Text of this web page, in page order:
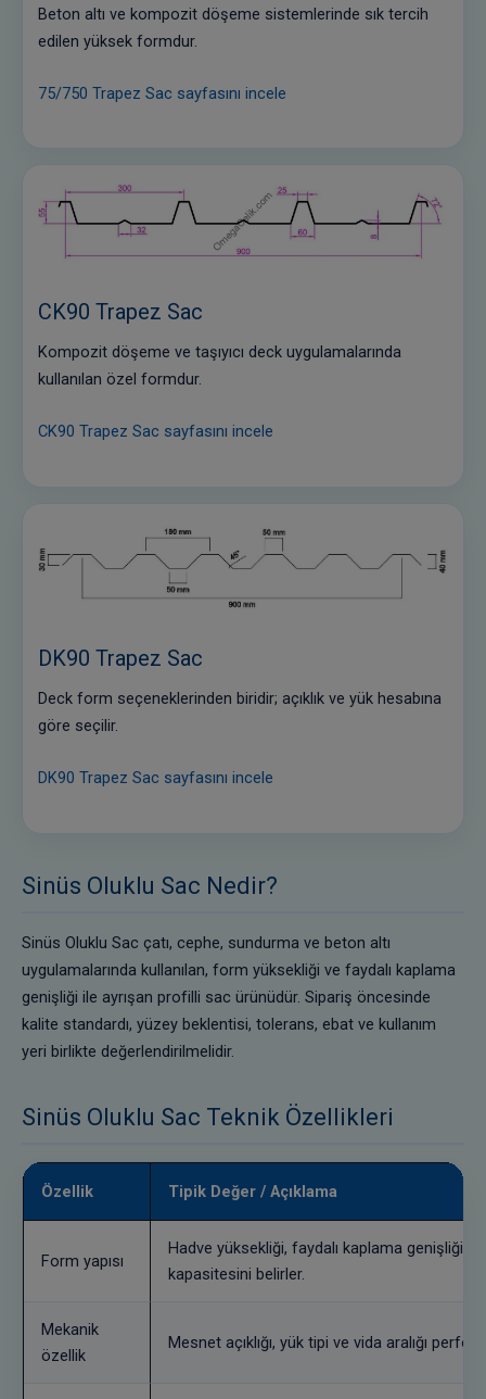
Beton altı ve kompozit döşeme sistemlerinde sık tercih
edilen yüksek formdur.
75/750 Trapez Sac sayfasını incele
CK90 Trapez Sac
Kompozit döşeme ve taşıyıcı deck uygulamalarında
kullanılan özel formdur.
CK90 Trapez Sac sayfasını incele
DK90 Trapez Sac
Deck form seçeneklerinden biridir; açıklık ve yük hesabına
göre seçilir.
DK90 Trapez Sac sayfasını incele
Sinüs Oluklu Sac Nedir?
Sinüs Oluklu Sac çatı, cephe, sundurma ve beton altı
uygulamalarında kullanılan, form yüksekliği ve faydalı kaplama
genişliği ile ayrışan profilli sac ürünüdür. Sipariş öncesinde
kalite standardı, yüzey beklentisi, tolerans, ebat ve kullanım
yeri birlikte değerlendirilmelidir.
Sinüs Oluklu Sac Teknik Özellikleri
Özellik Tipik Değer / Açıklama
Form yapısı
Hadve yüksekliği, faydalı kaplama genişliği ve
kapasitesini belirler.
Mekanik
özellik
Mesnet açıklığı, yük tipi ve vida aralığı